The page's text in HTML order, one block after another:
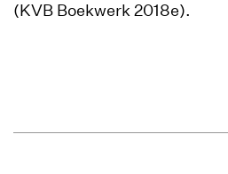
(KVB Boekwerk 2018e).